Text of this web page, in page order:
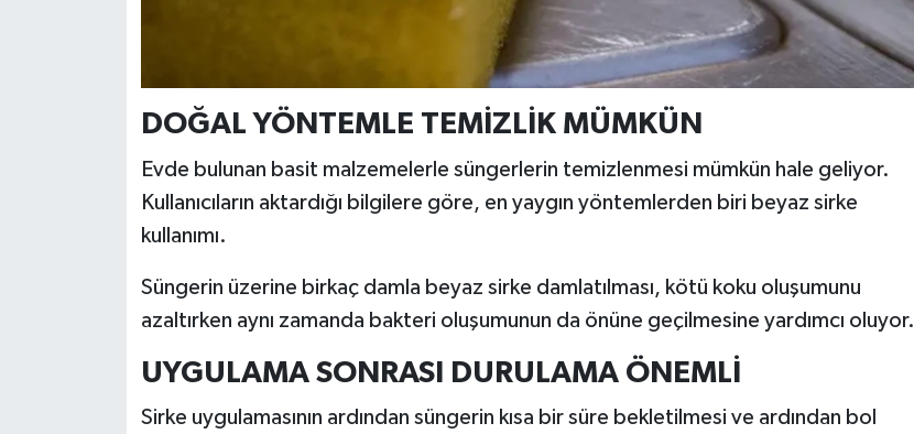
DOĞAL YÖNTEMLE TEMİZLİK MÜMKÜN
Evde bulunan basit malzemelerle süngerlerin temizlenmesi mümkün hale geliyor.
Kullanıcıların aktardığı bilgilere göre, en yaygın yöntemlerden biri beyaz sirke
kullanımı.
Süngerin üzerine birkaç damla beyaz sirke damlatılması, kötü koku oluşumunu
azaltırken aynı zamanda bakteri oluşumunun da önüne geçilmesine yardımcı oluyor.
UYGULAMA SONRASI DURULAMA ÖNEMLİ
Sirke uygulamasının ardından süngerin kısa bir süre bekletilmesi ve ardından bol